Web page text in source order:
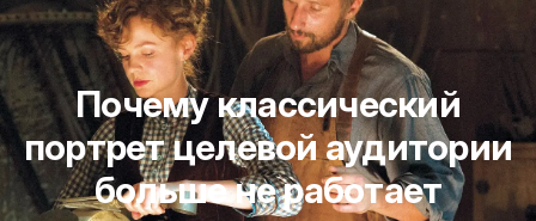
Почему классический
портрет целевой аудитории
больше не работает